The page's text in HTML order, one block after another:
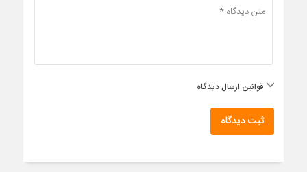
قوانین ارسال دیدگاه
ثبت دیدگاه